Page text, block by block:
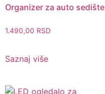
Organizer za auto sedište
1.490,00 RSD
Saznaj više